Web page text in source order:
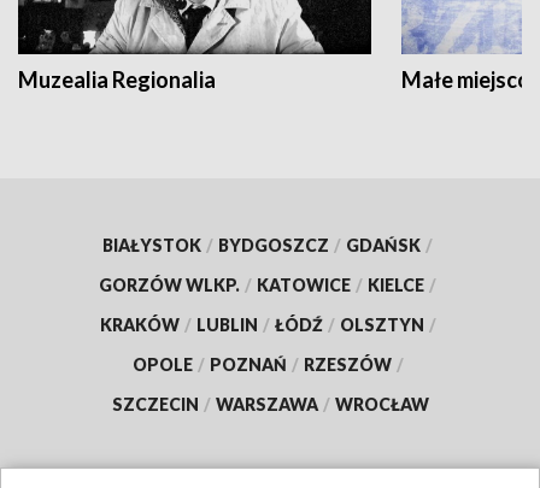
Muzealia Regionalia Małe
BIAŁYSTOK / BYDGOSZCZ / GDAŃSK /
GORZÓW WLKP. / KATOWICE / KIELCE /
KRAKÓW / LUBLIN / ŁÓDŹ / OLSZTYN /
OPOLE / POZNAŃ / RZESZÓW /
SZCZECIN / WARSZAWA / WROCŁAW